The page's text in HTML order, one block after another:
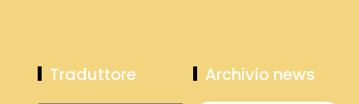
Traduttore Archivio news